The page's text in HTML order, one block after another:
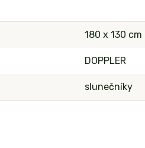
180 x 130 cm
DOPPLER
slunečníky